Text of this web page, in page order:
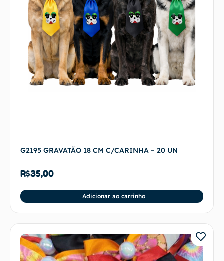
G2195 GRAVATÃO 18 CM C/CARINHA – 20 UN
R$35,00
Adicionar ao carrinho